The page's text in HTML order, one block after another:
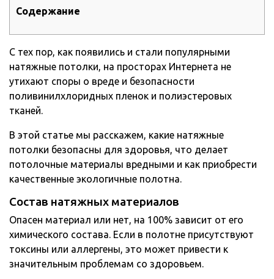
Содержание
С тех пор, как появились и стали популярными
натяжные потолки, на просторах Интернета не
утихают споры о вреде и безопасности
поливинилхлоридных пленок и полиэстеровых
тканей.
В этой статье мы расскажем, какие натяжные
потолки безопасны для здоровья, что делает
потолочные материалы вредными и как приобрести
качественные экологичные полотна.
Состав натяжных материалов
Опасен материал или нет, на 100% зависит от его
химического состава. Если в полотне присутствуют
токсины или аллергены, это может привести к
значительным проблемам со здоровьем.